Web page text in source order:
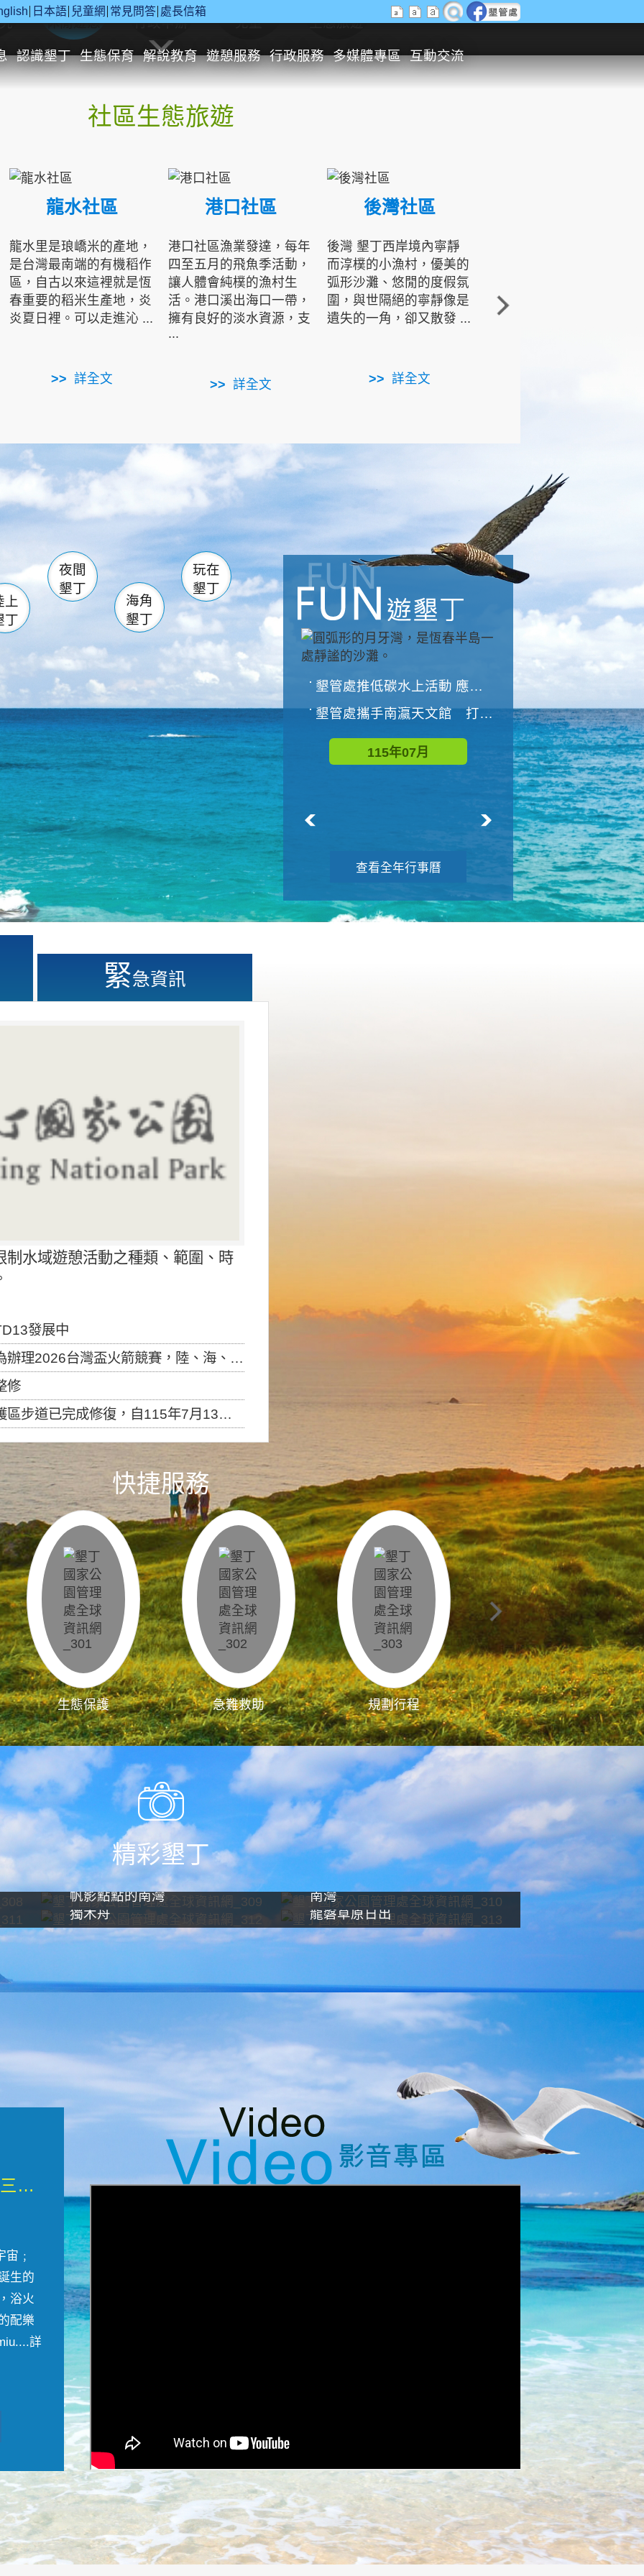
日本語 兒童網 常見問答 處長信箱
認識墾丁 生態保育 解說教育 遊憩服務 行政服務 多媒體專區 互動交流
休閒遊憩 行政申辦 兒童 生態旅遊
社區生態旅遊
龍水社區
龍水里是琅嶠米的產地，
是台灣最南端的有機稻作
區，自古以來這裡就是恆
春重要的稻米生產地，炎
炎夏日裡。可以走進沁 ...
詳全文
港口社區
港口社區漁業發達，每年
四至五月的飛魚季活動，
讓人體會純樸的漁村生
活。港口溪出海口一帶，
擁有良好的淡水資源，支
...
詳全文
後灣社區
後灣 墾丁西岸境內寧靜
而淳樸的小漁村，優美的
弧形沙灘、悠閒的度假氛
圍，與世隔絕的寧靜像是
遺失的一角，卻又散發 ...
詳全文
角的端點，冬季海浪拍打
著礁岸，旺盛的侵蝕作
南仁湖
滿州 佳樂水
森林遊樂區
墾管處遊客中心
社頂公園 風吹沙
船帆石 龍磐公園
香蕉灣 龍坑
鵝鑾鼻
上
丁
夜間
墾丁
海角
墾丁
玩在
墾丁
墾管處推低碳水上活動 應屆畢業生限額免費參加
墾管處攜手南瀛天文館 打造沉浸式天文探索營隊
115年07月
與國家公園有約-優游潮間
115年08月
查看全年行事曆
緊急資訊
水域遊憩活動之種類、範圍、時
發展中
盃火箭競賽，陸、海、空域警戒及協調相關事宜，因颱風備案事宜
修
，自115年7月13日（星期一）起恢復開放入園，歡迎民眾依規定申請入園....
快捷服務
生態保護 急難救助 規劃行程 影像直播
精彩墾丁
帆影點點的南灣
南灣
獨木舟
龍磐草原日出
微觀墾丁三部曲 重生....
﹔
生的
浴火
配樂
詳